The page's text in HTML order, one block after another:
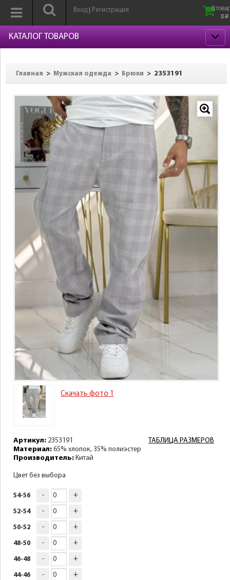
Вход Регистрация
0
0 p
КАТАЛОГ ТОВАРОВ
Главная > Мужская одежда > Брюки > 2353191
Скачать фото 1
ТАБЛИЦА РАЗМЕРОВ
Артикул: 2353191
Материал: 65% хлопок, 35% полиэстер
Производитель: Китай
Цвет без выбора
54-56 - +
52-54 - +
50-52 - +
48-50 - +
46-48 - +
44-46 - +